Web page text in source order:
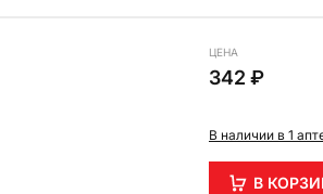
ЦЕНА
342 ₽
В наличии в 1
В